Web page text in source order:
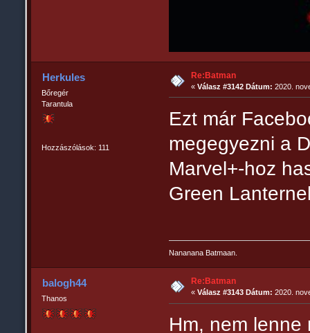
Herkules
Bőregér
Tarantula
Hozzászólások: 111
Re:Batman
«Válasz #3142 Dátum: 2020.
Ezt már
megegyezni a
Marvel+-hoz
Green
Nananana Batmaan.
balogh44
Thanos
Re:Batman
«Válasz #3143 Dátum: 2020.
Hm, nem